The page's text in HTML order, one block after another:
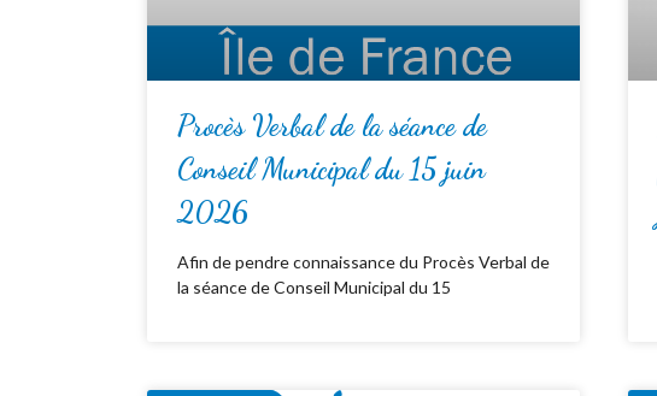
Procès Verbal de la séance de
Conseil Municipal du 15 juin
2026
Afin de pendre connaissance du Procès Verbal de
la séance de Conseil Municipal du 15